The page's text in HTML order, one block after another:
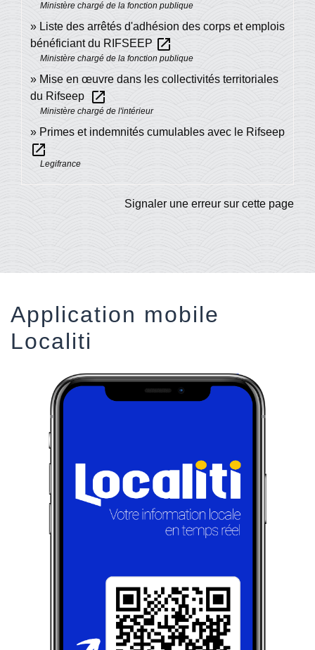
Ministère chargé de la fonction publique
Liste des arrêtés d'adhésion des corps et emplois
bénéficiant du RIFSEEP open_in_new
Ministère chargé de la fonction publique
Mise en œuvre dans les collectivités territoriales
du Rifseep
open_in_new
Ministère chargé de l'intérieur
Primes et indemnités cumulables avec le Rifseep
open_in_new
Legifrance
Signaler une erreur sur cette page
Application mobile
Localiti